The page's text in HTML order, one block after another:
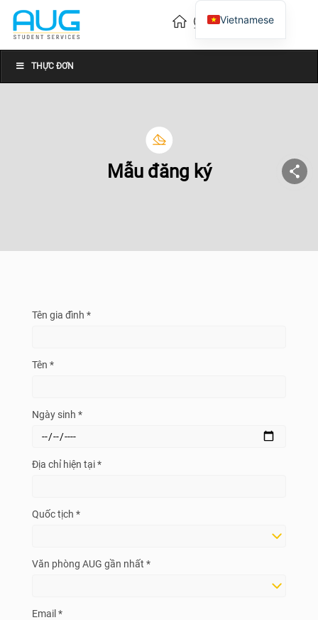
THỰC ĐƠN
Mẫu đăng ký
Tên gia đình *
Tên *
Ngày sinh *
Địa chỉ hiện tại *
Quốc tịch *
Văn phòng AUG gần nhất *
Email *
Vietnamese